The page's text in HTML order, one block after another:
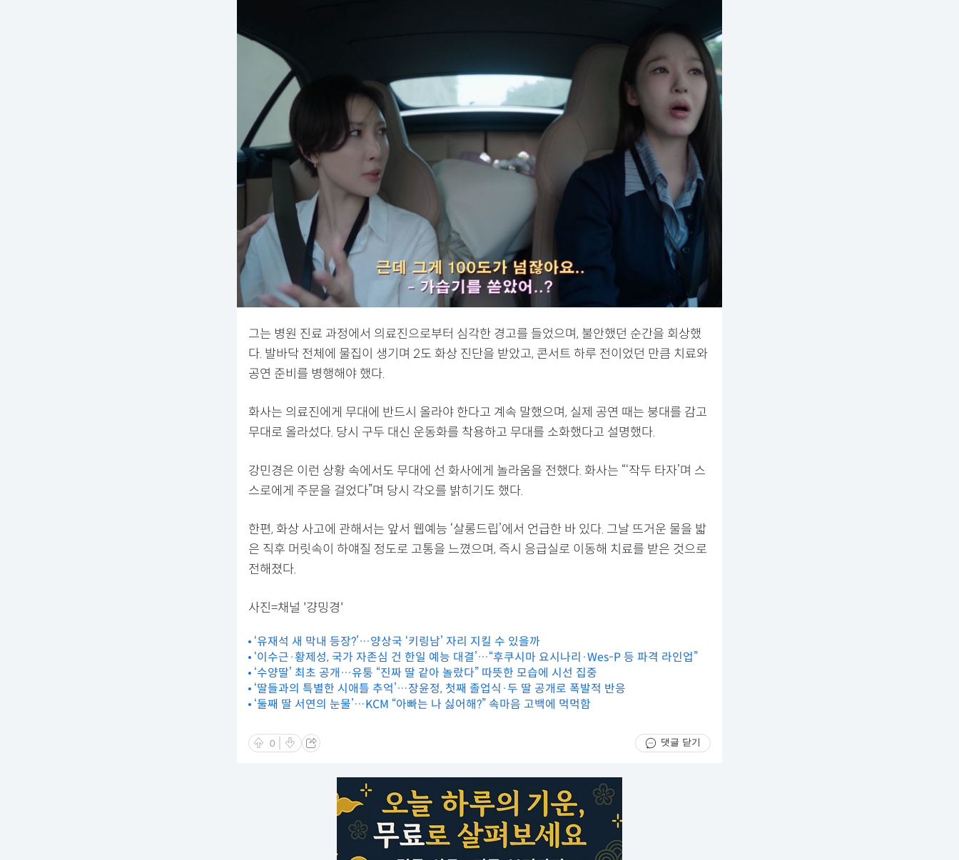
그는 병원 진료 과정에서 의료진으로부터 심각한 경고를 들었으며, 불안했던 순간을 회상했
다. 발바닥 전체에 물집이 생기며 2도 화상 진단을 받았고, 콘서트 하루 전이었던 만큼 치료와
공연 준비를 병행해야 했다.
화사는 의료진에게 무대에 반드시 올라야 한다고 계속 말했으며, 실제 공연 때는 붕대를 감고
무대로 올라섰다. 당시 구두 대신 운동화를 착용하고 무대를 소화했다고 설명했다.
강민경은 이런 상황 속에서도 무대에 선 화사에게 놀라움을 전했다. 화사는 “‘작두 타자’며 스
스로에게 주문을 걸었다”며 당시 각오를 밝히기도 했다.
한편, 화상 사고에 관해서는 앞서 웹예능 ‘살롱드립’에서 언급한 바 있다. 그날 뜨거운 물을 밟
은 직후 머릿속이 하얘질 정도로 고통을 느꼈으며, 즉시 응급실로 이동해 치료를 받은 것으로
전해졌다.
사진=채널 '걍밍경'
‘유재석 새 막내 등장?’…양상국 ‘키링남’ 자리 지킬 수 있을까
‘이수근·황제성, 국가 자존심 건 한일 예능 대결’…“후쿠시마 요시나리·Wes-P 등 파격 라인업”
‘수양딸’ 최초 공개…유퉁 “진짜 딸 같아 놀랐다” 따뜻한 모습에 시선 집중
‘딸들과의 특별한 시애틀 추억’…장윤정, 첫째 졸업식·두 딸 공개로 폭발적 반응
‘둘째 딸 서연의 눈물’…KCM “아빠는 나 싫어해?” 속마음 고백에 먹먹함
0 댓글 닫기